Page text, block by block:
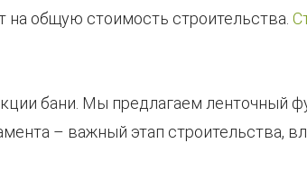
общую стоимость строительства.
бани. Мы предлагаем ленточный
– важный этап строительства,